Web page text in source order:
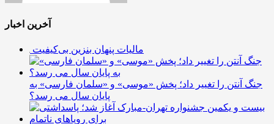
آخرین اخبار
مالیات پنهان بنزین بی‌کیفیت
جنگ آنتن را تغییر داد؛ پخش «موسی» و «سلمان فارسی» به
پایان سال می رسد؟